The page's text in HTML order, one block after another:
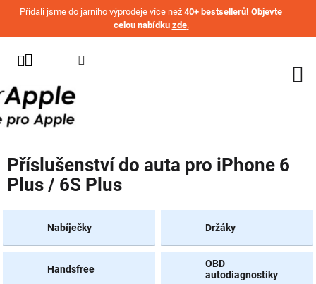
Přejít na obsah
Přidali jsme do jarního výprodeje více než 40+ bestsellerů! Objevte
celou nabídku zde.
IPHONE
MACBOOK
AIRPODS
AIRTAG
OSTATNÍ
ZNAČKY
Příslušenství do auta pro iPhone 6
Plus / 6S Plus
Nabíječky Držáky
Handsfree
OBD
autodiagnostiky